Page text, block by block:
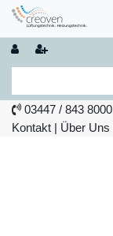
03447 / 843 8000
Kontakt | Über Uns